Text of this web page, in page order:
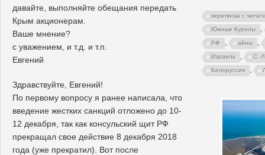
переписка с
Южные Курилы ,
РФ , айны ,
Израиль , С.
Белоруссия ,
давайте, выполняйте обещания передать
Крым акционерам.
Ваше мнение?
с уважением, и т.д. и т.п.
Евгений
Здравствуйте, Евгений!
По первому вопросу я ранее написала, что
введение жестких санкций отложено до 10-
12 декабря, так как консульский щит РФ
прекращал свое действие 8 декабря 2018
года (уже прекратил). Вот после